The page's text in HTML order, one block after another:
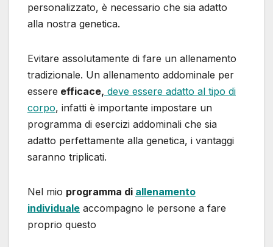
personalizzato, è necessario che sia adatto
alla nostra genetica.
Evitare assolutamente di fare un allenamento
tradizionale. Un allenamento addominale per
essere efficace, deve essere adatto al tipo di
corpo, infatti è importante impostare un
programma di esercizi addominali che sia
adatto perfettamente alla genetica, i vantaggi
saranno triplicati.
Nel mio programma di allenamento
individuale accompagno le persone a fare
proprio questo